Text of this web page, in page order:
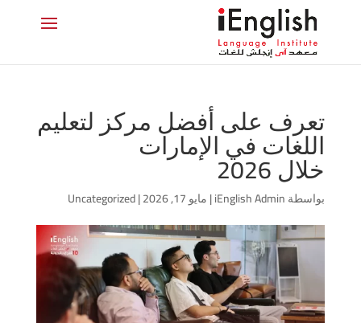
تعرف على أفضل مركز لتعليم
اللغات في الإمارات
خلال 2026
بواسطةiEnglish Admin
|مايو 17, 2026 |
Uncategorized